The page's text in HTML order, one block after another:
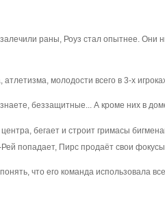
раны, Роуз стал опытнее.
молодости всего в 3-х
беззащитные... А кроме них в
бегает и строит гримасы
попадает, Пирс продаёт свои
что его команда использовала